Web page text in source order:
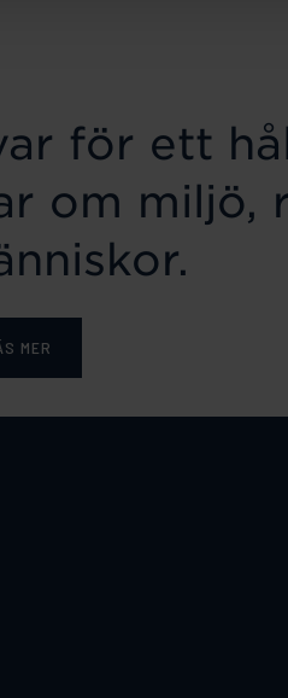
för ett
om miljö,
MER